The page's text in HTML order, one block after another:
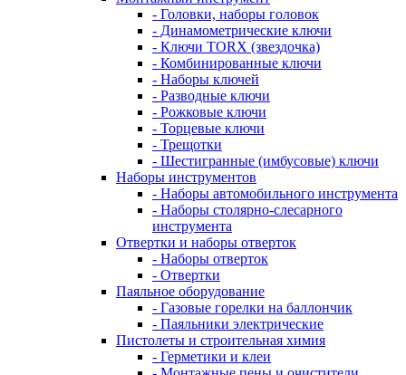
- Головки, наборы головок
- Динамометрические ключи
- Ключи TORX (звездочка)
- Комбинированные ключи
- Наборы ключей
- Разводные ключи
- Рожковые ключи
- Торцевые ключи
- Трещотки
- Шестигранные (имбусовые) ключи
Наборы инструментов
- Наборы автомобильного инструмента
- Наборы столярно-слесарного
инструмента
Отвертки и наборы отверток
- Наборы отверток
- Отвертки
Паяльное оборудование
- Газовые горелки на баллончик
- Паяльники электрические
Пистолеты и строительная химия
- Герметики и клеи